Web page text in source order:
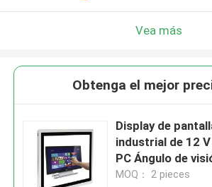
Vea más
Obtenga el mejor
Display de
industrial de 12
PC Ángulo de
Pantalla HDMI VGA
MOQ： 2 pieces